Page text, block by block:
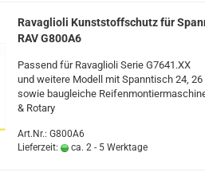
Ra­vaglio­li Kunst­stoff­schutz für
RAV G800A6
Pas­send für Ra­vaglio­li Serie G7641.XX
und wei­te­re Mo­dell mit Spann­tisch 24, 26
sowie bau­glei­che
& Ro­ta­ry
Art.Nr.: G800A6
Lieferzeit:
ca. 2 - 5 Werktage